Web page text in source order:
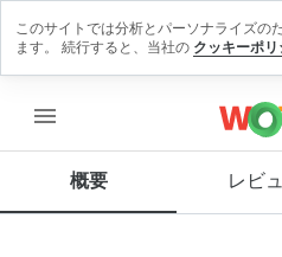
menu
概要 レビ
ビュー
す
この
このサイトでは分析とパーソナライズの
ます。 続行すると、当社の クッキーポリ